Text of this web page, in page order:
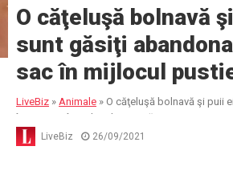
O căţeluşă bolnavă
sunt găsiţi
sac în mijlocul
LiveBiz » Animale » O căţeluşă bolnavă şi puii
într-un sac în mijlocul pustietăţii
LiveBiz 26/09/2021